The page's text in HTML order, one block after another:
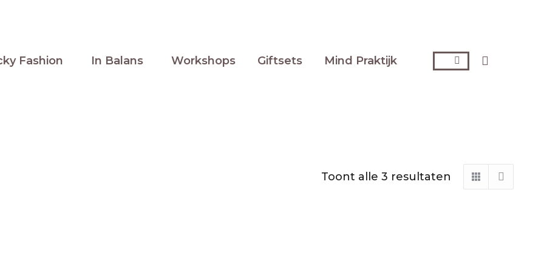
Fashion In Balans Workshops Giftsets Mind Praktijk Zoeken:
Toont alle 3 resultaten Gesorteerd
op